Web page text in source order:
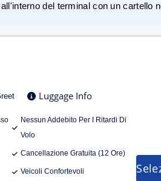
del terminal con un cartello
Luggage Info
Nessun Addebito Per I Ritardi Di
Volo
Cancellazione Gratuita (12 Ore)
Veicoli Confortevoli